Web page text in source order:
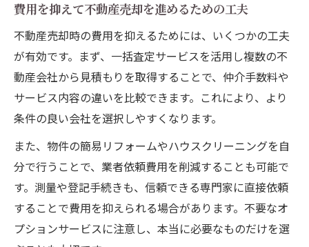
費用を抑えて不動産売却を進めるための工夫
不動産売却時の費用を抑えるためには、いくつかの工夫
が有効です。まず、一括査定サービスを活用し複数の不
動産会社から見積もりを取得することで、仲介手数料や
サービス内容の違いを比較できます。これにより、より
条件の良い会社を選択しやすくなります。
また、物件の簡易リフォームやハウスクリーニングを自
分で行うことで、業者依頼費用を削減することも可能で
す。測量や登記手続きも、信頼できる専門家に直接依頼
することで費用を抑えられる場合があります。不要なオ
プションサービスに注意し、本当に必要なものだけを選